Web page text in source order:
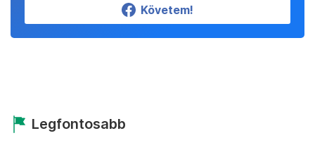
Követem!
Legfontosabb